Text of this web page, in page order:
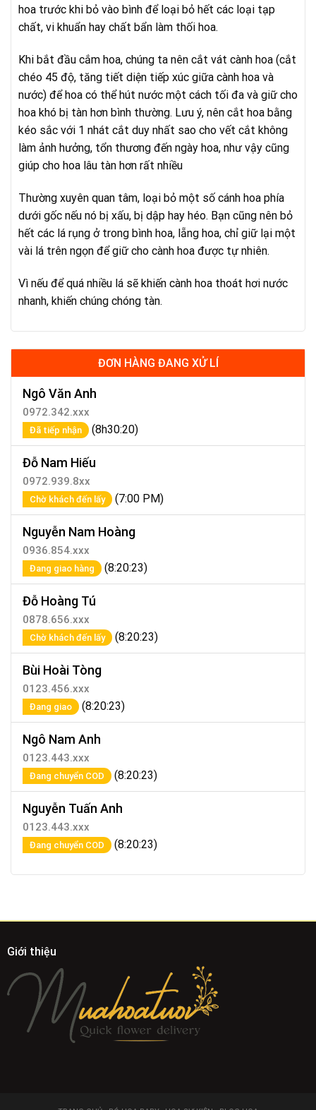
hoa trước khi bỏ vào bình để loại bỏ hết các loại tạp
chất, vi khuẩn hay chất bẩn làm thối hoa.
Khi bắt đầu cắm hoa, chúng ta nên cắt vát cành hoa (cắt
chéo 45 độ, tăng tiết diện tiếp xúc giữa cành hoa và
nước) để hoa có thể hút nước một cách tối đa và giữ cho
hoa khó bị tàn hơn bình thường. Lưu ý, nên cắt hoa bằng
kéo sắc với 1 nhát cắt duy nhất sao cho vết cắt không
làm ảnh hưởng, tổn thương đến ngày hoa, như vậy cũng
giúp cho hoa lâu tàn hơn rất nhiều
Thường xuyên quan tâm, loại bỏ một số cánh hoa phía
dưới gốc nếu nó bị xấu, bị dập hay héo. Bạn cũng nên bỏ
hết các lá rụng ở trong bình hoa, lẵng hoa, chỉ giữ lại một
vài lá trên ngọn để giữ cho cành hoa được tự nhiên.
Vì nếu để quá nhiều lá sẽ khiến cành hoa thoát hơi nước
nhanh, khiến chúng chóng tàn.
ĐƠN HÀNG ĐANG XỬ LÍ
Ngô Văn Anh
0972.342.xxx
Đã tiếp nhận (8h30:20)
Đỗ Nam Hiếu
0972.939.8xx
Chờ khách đến lấy (7:00 PM)
Nguyễn Nam Hoàng
0936.854.xxx
Đang giao hàng (8:20:23)
Đỗ Hoàng Tú
0878.656.xxx
Chờ khách đến lấy (8:20:23)
Bùi Hoài Tòng
0123.456.xxx
Đang giao (8:20:23)
Ngô Nam Anh
0123.443.xxx
Đang chuyển COD (8:20:23)
Nguyễn Tuấn Anh
0123.443.xxx
Đang chuyển COD (8:20:23)
Giới thiệu